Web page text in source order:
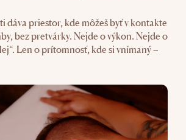
dáva priestor, kde môžeš byť v kontakte
bez pretvárky. Nejde o výkon. Nejde o
Len o prítomnosť, kde si vnímaný –